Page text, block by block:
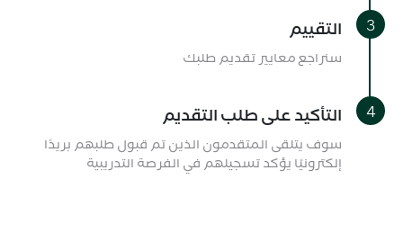
التقييم
سنراجع معايير تقديم طلبك
التأكيد على طلب التقديم
سوف يتلقى المتقدمون الذين تم قبول طلبهم بريدًا
إلكترونيًا يؤكد تسجيلهم في الفرصة التدريبية